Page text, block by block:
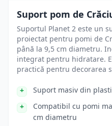
Suport pom de
Suportul Planet 2 este un
proiectat pentru pomi de
până la 9,5 cm diametru.
integrat pentru hidratare.
practică pentru decorarea
Suport masiv din
Compatibil cu pomi
cm diametru